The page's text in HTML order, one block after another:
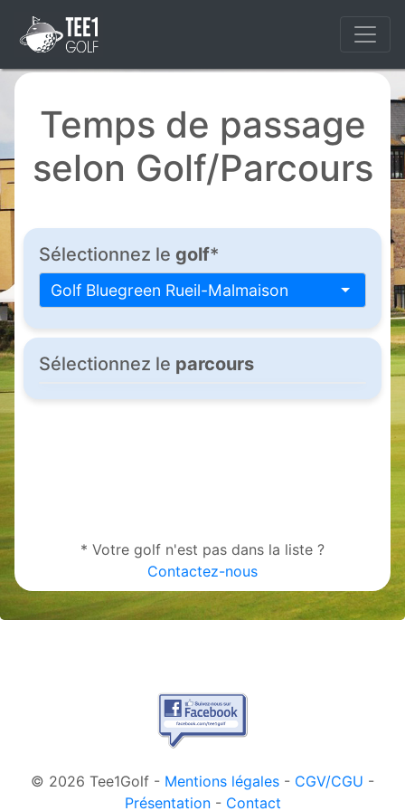
Temps de passage
selon Golf/Parcours
Sélectionnez le golf*
Golf Bluegreen Rueil-Malmaison
Sélectionnez le parcours
* Votre golf n'est pas dans la liste ?
Contactez-nous
© 2026 Tee1Golf - Mentions légales - CGV/CGU -
Présentation- Contact